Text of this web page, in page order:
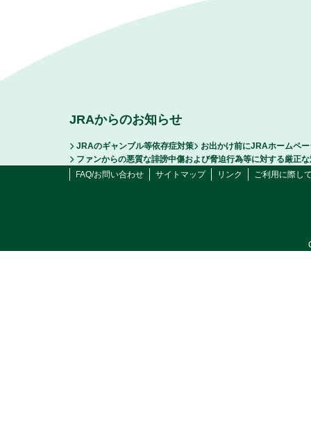
JRAからのお知らせ
JRAのギャンブル等依存症対策
お出かけ前にJRAホームペ
ファンからの悪質な誹謗中傷および脅迫行為等に対する厳正
FAQ/お問い合わせ
サイトマップ リンク ご利用に際し